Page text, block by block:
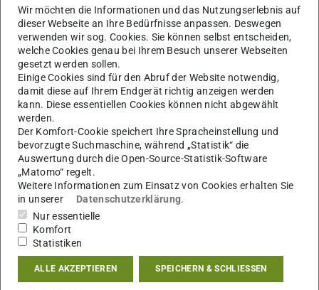
Thomas Roth
Abstract
Forschungsschwerpunkte
Wir möchten die Informationen und das Nutzungserlebnis auf
dieser Webseite an Ihre Bedürfnisse anpassen. Deswegen
verwenden wir sog. Cookies. Sie können selbst entscheiden,
welche Cookies genau bei Ihrem Besuch unserer Webseiten
gesetzt werden sollen.
Einige Cookies sind für den Abruf der Website notwendig,
damit diese auf Ihrem Endgerät richtig anzeigen werden
kann. Diese essentiellen Cookies können nicht abgewählt
werden.
Der Komfort-Cookie speichert Ihre Spracheinstellung und
bevorzugte Suchmaschine, während „Statistik“ die
Auswertung durch die Open-Source-Statistik-Software
„Matomo“ regelt.
Weitere Informationen zum Einsatz von Cookies erhalten Sie
in unserer
Datenschutzerklärung.
Nur essentielle
Komfort
Statistiken
ALLE AKZEPTIEREN SPEICHERN & SCHLIESSEN